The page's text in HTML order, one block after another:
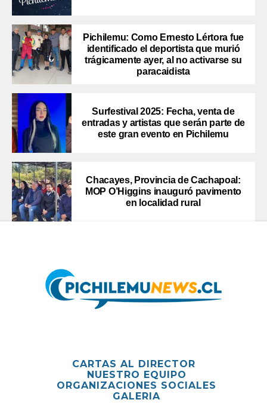
Pichilemu: Como Ernesto Lértora fue
identificado el deportista que murió
trágicamente ayer, al no activarse su
paracaidista
Surfestival 2025: Fecha, venta de
entradas y artistas que serán parte de
este gran evento en Pichilemu
Chacayes, Provincia de Cachapoal:
MOP O’Higgins inauguró pavimento
en localidad rural
CARTAS AL DIRECTOR
NUESTRO EQUIPO
ORGANIZACIONES SOCIALES
GALERIA